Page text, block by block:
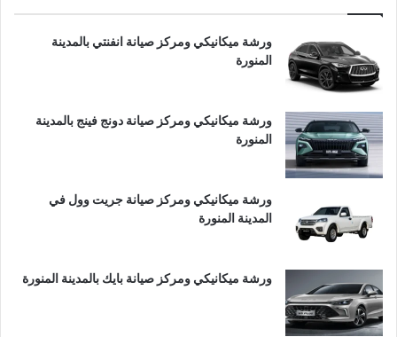
ورشة ميكانيكي ومركز صيانة انفنتي بالمدينة
المنورة
ورشة ميكانيكي ومركز صيانة دونج فينج بالمدينة
المنورة
ورشة ميكانيكي ومركز صيانة جريت وول في
المدينة المنورة
ورشة ميكانيكي ومركز صيانة بايك بالمدينة المنورة